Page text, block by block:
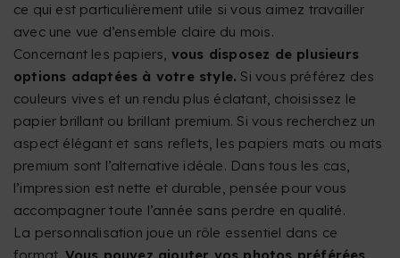
ce qui est particulièrement utile si vous aimez travailler
avec une vue d’ensemble claire du mois.
Concernant les papiers, vous disposez de plusieurs
options adaptées à votre style. Si vous préférez des
couleurs vives et un rendu plus éclatant, choisissez le
papier brillant ou brillant premium. Si vous recherchez un
aspect élégant et sans reflets, les papiers mats ou mats
premium sont l’alternative idéale. Dans tous les cas,
l’impression est nette et durable, pensée pour vous
accompagner toute l’année sans perdre en qualité.
La personnalisation joue un rôle essentiel dans ce